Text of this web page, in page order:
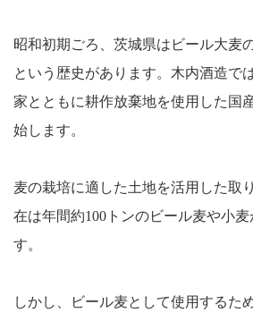
昭和初期ごろ、茨城県はビール大麦
という歴史があります。木内酒造で
家とともに耕作放棄地を使用した国
始します。
麦の栽培に適した土地を活用した取
在は年間約100トンのビール麦や小麦
す。
しかし、ビール麦として使用するた